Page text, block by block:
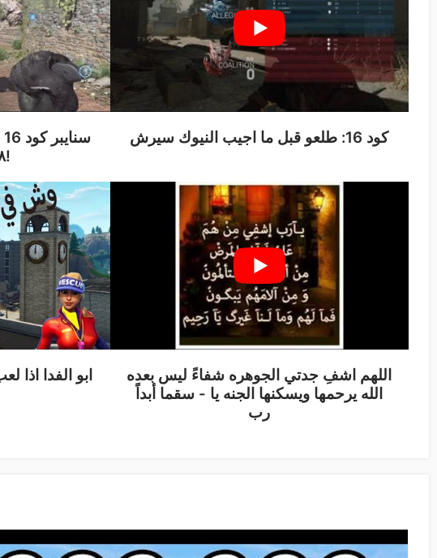
٢٨ كيلز سيرش!
كود 16: طلعو قبل ما اجيب النيوك سيرش
اللهم اشفِ جدتي الجوهره شفاءً ليس بعده
سقما أبداً‬‎ - الله يرحمها ويسكنها الجنه يا
رب